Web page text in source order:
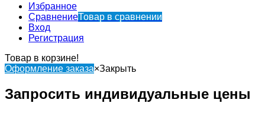
Избранное
СравнениеТовар в сравнении
Вход
Регистрация
Товар в корзине!
Оформление заказа×Закрыть
Запросить индивидуальные цены